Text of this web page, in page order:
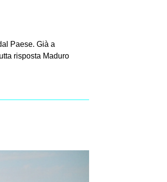
Paese. Già a
risposta Maduro